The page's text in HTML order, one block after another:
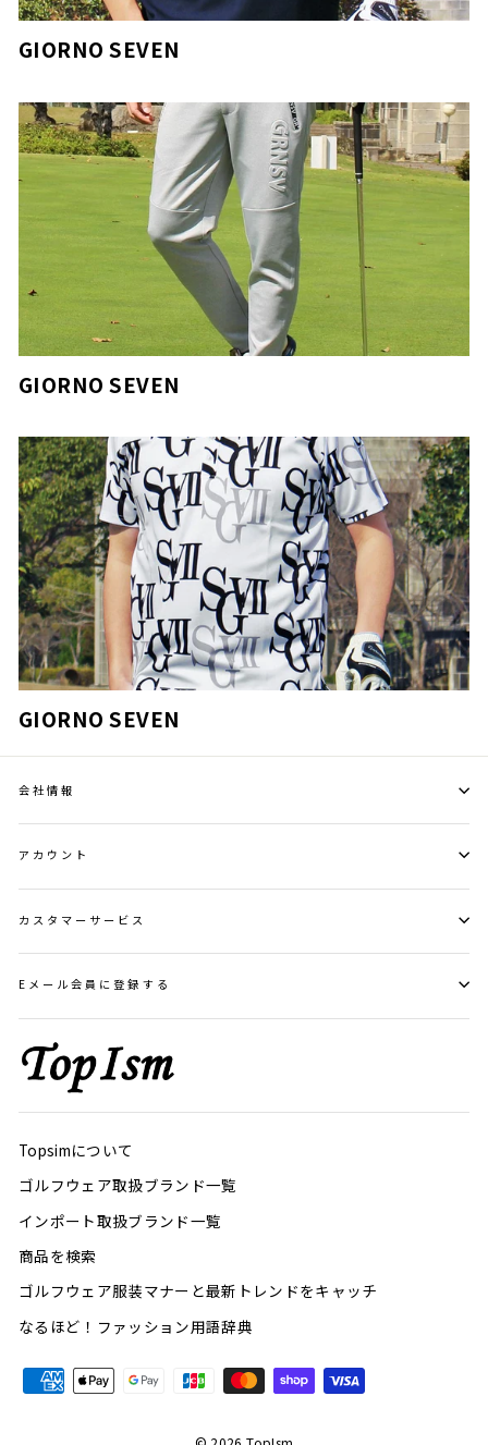
GIORNO SEVEN
GIORNO SEVEN
GIORNO SEVEN
会社情報
アカウント
カスタマーサービス
Eメール会員に登録する
Topsimについて
ゴルフウェア取扱ブランド一覧
インポート取扱ブランド一覧
商品を検索
ゴルフウェア服装マナーと最新トレンドをキャッチ
なるほど！ファッション用語辞典